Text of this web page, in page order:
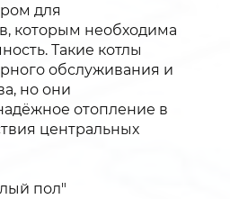
для
которым необходима
Такие котлы
обслуживания и
но они
отопление в
центральных
пол"